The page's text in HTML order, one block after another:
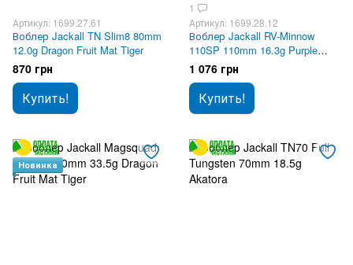
Артикул: 1699.27.61
Воблер Jackall TN Slim8 80mm
12.0g Dragon Fruit Mat Tiger
870 грн
Купить!
1
Артикул: 1699.28.12
Воблер Jackall RV-Minnow
110SP 110mm 16.3g Purple
Mohican
1 076 грн
Купить!
Новинка